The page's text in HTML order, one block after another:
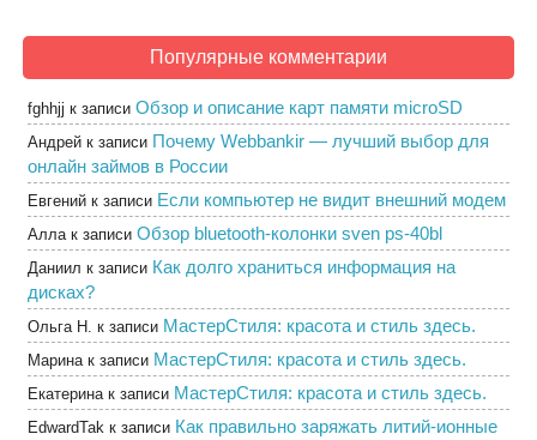
Популярные комментарии
fghhjj к записи Обзор и описание карт памяти microSD
Андрей к записи Почему Webbankir — лучший выбор для
онлайн займов в России
Евгений к записи Если компьютер не видит внешний модем
Аллак записи Обзор bluetooth-колонки sven ps-40bl
Даниил к записи Как долго храниться информация на
дисках?
Ольга Н. к записи МастерСтиля: красота и стиль здесь.
Маринак записи МастерСтиля: красота и стиль здесь.
Екатеринак записи МастерСтиля: красота и стиль здесь.
EdwardTak к записи Как правильно заряжать литий-ионные